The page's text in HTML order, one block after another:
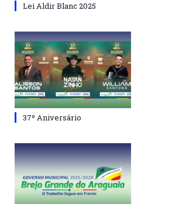
Lei Aldir Blanc 2025
37º Aniversário